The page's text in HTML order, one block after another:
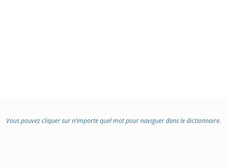
Vous pouvez cliquer sur n’importe quel mot pour naviguer dans le dictionnaire.